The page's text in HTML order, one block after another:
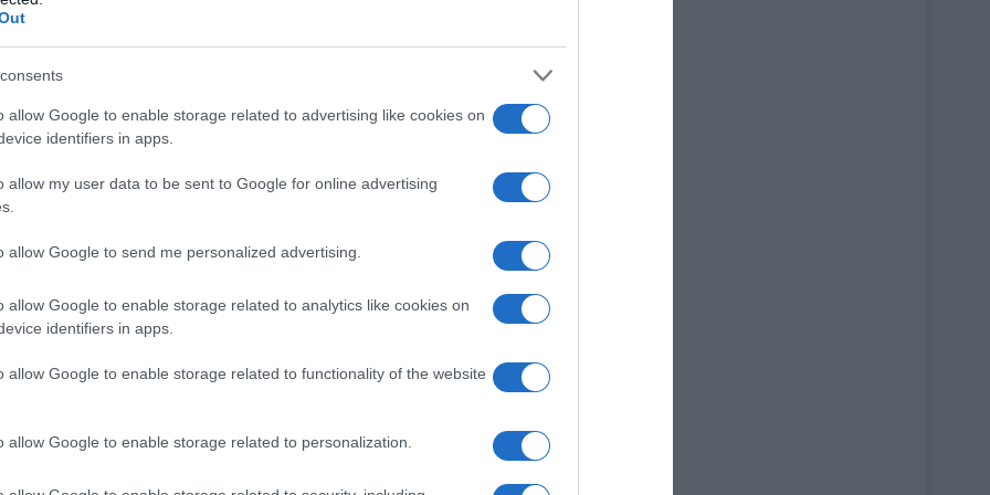
allow Google to enable storage related to advertising like cookies on
identifiers in apps.
allow my user data to be sent to Google for online advertising
allow Google to send me personalized advertising.
allow Google to enable storage related to analytics like cookies on
identifiers in apps.
allow Google to enable storage related to functionality of the website
allow Google to enable storage related to personalization.
lieu du patrimoine, témoin du 19e siècle, appartenant
Tarine viendront trouver leur place dans ce lieu destiné
fermier vous feront (re)découvrir avec passion la
à de nombreuses démonstrations et à toutes les
petits pourront même réaliser leur propre fromage ! Les
de dégustation en présence du jury professionnel